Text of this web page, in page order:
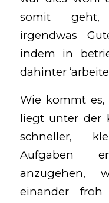
somit geht,
irgendwas
indem in
dahinter
Wie kommt es,
liegt unter der
schneller,
Aufgaben
anzugehen,
einander